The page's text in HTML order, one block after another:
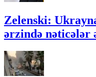
Zelenski:
ərzində nəticələr